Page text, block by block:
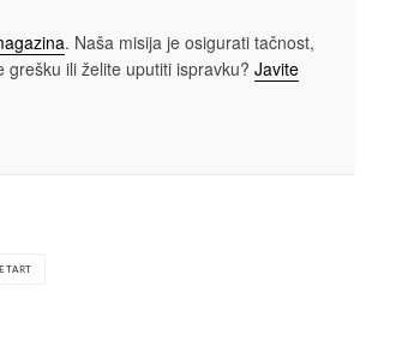
. Naša misija je osigurati tačnost,
ili želite uputiti ispravku? Javite